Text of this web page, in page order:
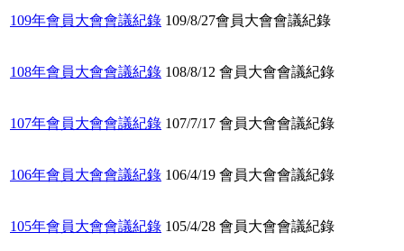
109年會員大會會議紀錄 109/8/27會員大會會議紀錄
108年會員大會會議紀錄 108/8/12 會員大會會議紀錄
107年會員大會會議紀錄 107/7/17 會員大會會議紀錄
106年會員大會會議紀錄 106/4/19 會員大會會議紀錄
105年會員大會會議紀錄 105/4/28 會員大會會議紀錄